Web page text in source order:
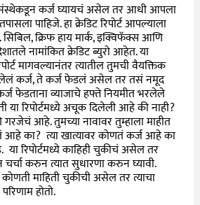
कर्ज घ्यायचं असेल तर आधी आपला
पाहिजे. हा क्रेडिट रिपोर्ट आपल्याला
सिबिल,क्रिफ हाय मार्क, इक्विफॅक्स आणि
नामांकित क्रेडिट ब्युरो आहेत. या
मागवल्यानंतर त्यातील तुमची वैयक्तिक
घेतलेलं कर्ज, ते कर्ज फेडलं असेल तर तसं नमूद
फेडताना व्याजाचे हफ्ते नियमीत भरलेले
या रिपोर्टमध्ये अचूक दिलेली आहे की नाही?
आहे. तुमच्या नावावर तुम्हाला माहीत
का? त्या खात्यावर कोणतं कर्ज आहे का
रिपोर्टमध्ये काहिही चुकीचं असेल तर
करुन त्यात सुधारणा करुन घ्यावी.
कोणती माहिती चुकीची असेल तर त्याचा
होतो.